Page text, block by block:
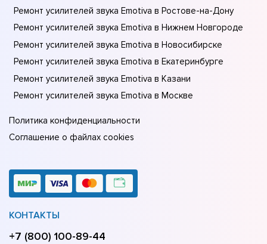
Ремонт усилителей звука Emotiva в Ростове-на-Донy
Ремонт усилителей звука Emotiva в Нижнем Новгороде
Ремонт усилителей звука Emotiva в Новосибирске
Ремонт усилителей звука Emotiva в Екатеринбурге
Ремонт усилителей звука Emotiva в Казани
Ремонт усилителей звука Emotiva в Москве
Политика конфиденциальности
Соглашение о файлах cookies
КОНТАКТЫ
+7 (800) 100-89-44